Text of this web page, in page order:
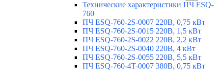
Технические характеристики ПЧ ESQ-
760
ПЧ ESQ-760-2S-0007 220В, 0,75 кВт
ПЧ ESQ-760-2S-0015 220В, 1,5 кВт
ПЧ ESQ-760-2S-0022 220В, 2,2 кВт
ПЧ ESQ-760-2S-0040 220В, 4 кВт
ПЧ ESQ-760-2S-0055 220В, 5,5 кВт
ПЧ ESQ-760-4T-0007 380В, 0,75 кВт